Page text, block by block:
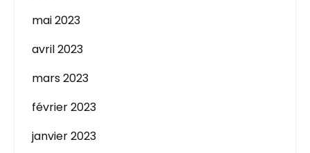
mai 2023
avril 2023
mars 2023
février 2023
janvier 2023